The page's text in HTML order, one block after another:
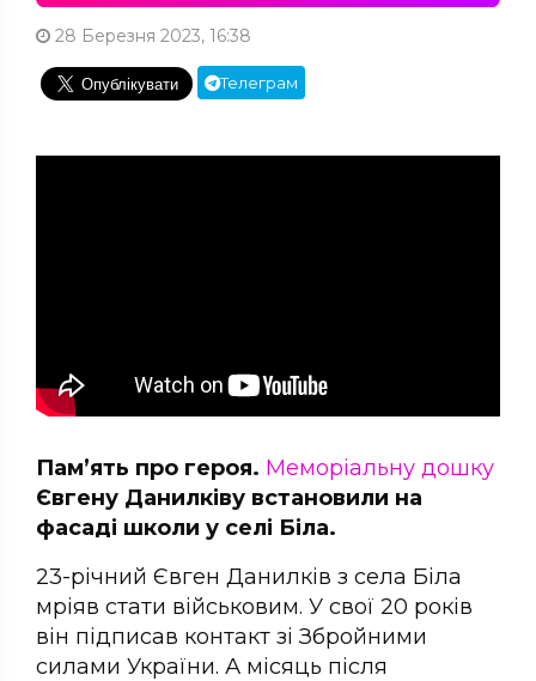
28 Березня 2023, 16:38
Телеграм
Пам’ять про героя. Меморіальну дошку
Євгену Данилківу встановили на
фасаді школи у селі Біла.
23-річний Євген Данилків з села Біла
мріяв стати військовим. У свої 20 років
він підписав контакт зі Збройними
силами України. А місяць після